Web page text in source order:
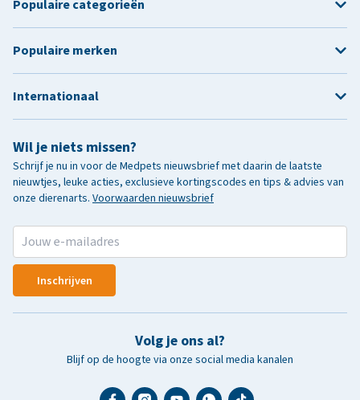
Wil je niets missen?
Schrijf je nu in voor de Medpets nieuwsbrief met daarin de laatste
nieuwtjes, leuke acties, exclusieve kortingscodes en tips & advies van
onze dierenarts. Voorwaarden nieuwsbrief
Inschrijven
Volg je ons al?
Blijf op de hoogte via onze social media kanalen
Populaire categorieën
Populaire merken
Internationaal